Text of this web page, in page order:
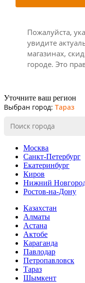
Пожалуйста,
увидите
магазинах,
городе. Это
Уточните ваш регион
Выбран город: Тараз
Москва
Санкт-Петербург
Екатеринбург
Киров
Нижний
Ростов-на-Дону
Казахстан
Алматы
Астана
Актобе
Караганда
Павлодар
Петропавловск
Тараз
Шымкент